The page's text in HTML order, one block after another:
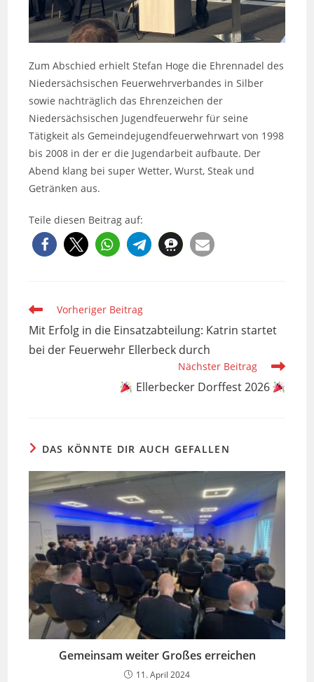
Zum Abschied erhielt Stefan Hoge die Ehrennadel des
Niedersächsischen Feuerwehrverbandes in Silber
sowie nachträglich das Ehrenzeichen der
Niedersächsischen Jugendfeuerwehr für seine
Tätigkeit als Gemeindejugendfeuerwehrwart von 1998
bis 2008 in der er die Jugendarbeit aufbaute. Der
Abend klang bei super Wetter, Wurst, Steak und
Getränken aus.
Teile diesen Beitrag auf:
Weitere
ansehen
Vorheriger Beitrag
Mit Erfolg in die Einsatzabteilung: Katrin startet
bei der Feuerwehr Ellerbeck durch
Nächster Beitrag
Ellerbecker Dorffest 2026
DAS KÖNNTE DIR AUCH GEFALLEN
Gemeinsam weiter Großes erreichen
11. April 2024